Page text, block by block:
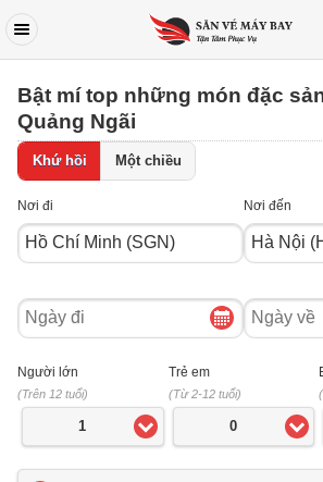
Bật mí top những món đặc
Quảng Ngãi
Khứ hồi Một chiều
Nơi đi Nơi đến
Ngày
đi
Ngày
về
Người lớn
(Trên 12 tuổi)
1
Trẻ em
(Từ 2-12 tuổi)
0